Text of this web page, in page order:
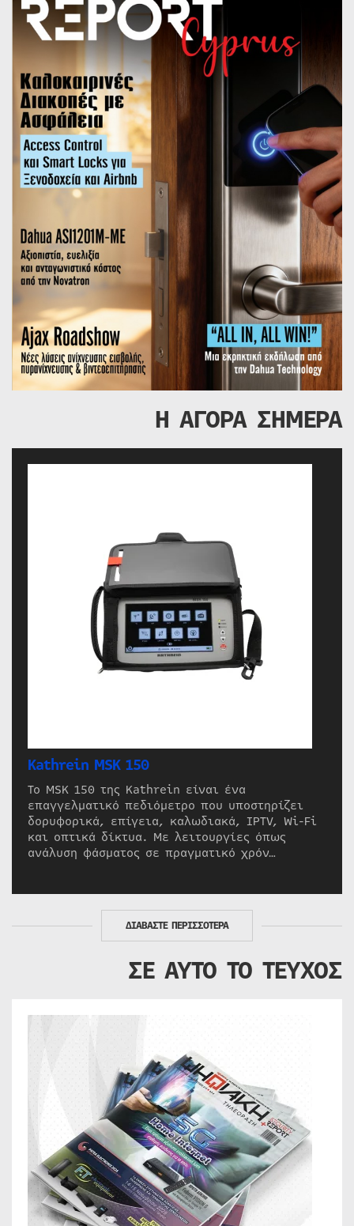
Η ΑΓΟΡΑ ΣΗΜΕΡΑ
Kathrein MSK 150
Το MSK 150 της Kathrein είναι ένα
επαγγελματικό πεδιόμετρο που υποστηρίζει
δορυφορικά, επίγεια, καλωδιακά, IPTV, Wi-Fi
και οπτικά δίκτυα. Με λειτουργίες όπως
ανάλυση φάσματος σε πραγματικό χρόν…
ΔΙΑΒΑΣΤΕ ΠΕΡΙΣΣΟΤΕΡΑ
ΣΕ ΑΥΤΟ ΤΟ ΤΕΥΧΟΣ